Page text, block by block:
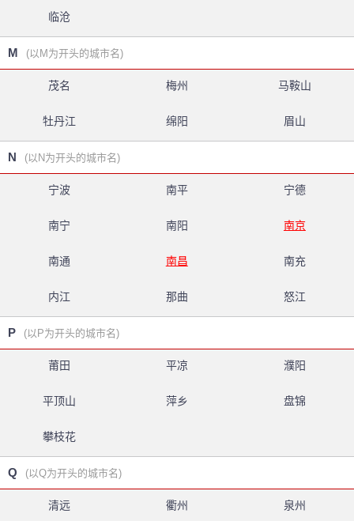
临沧
M (以M为开头的城市名)
茂名 梅州 马鞍山
牡丹江 绵阳 眉山
N (以N为开头的城市名)
宁波 南平 宁德
南宁 南阳 南京
南通 南昌 南充
内江 那曲 怒江
P (以P为开头的城市名)
莆田 平凉 濮阳
平顶山 萍乡 盘锦
攀枝花
Q (以Q为开头的城市名)
清远 衢州 泉州